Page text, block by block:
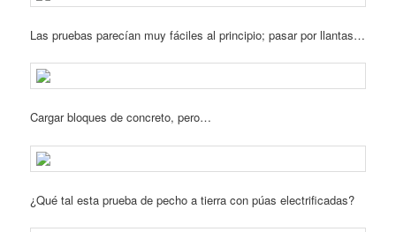
Las pruebas parecían muy fáciles al principio; pasar por llantas…
Cargar bloques de concreto, pero…
¿Qué tal esta prueba de pecho a tierra con púas electrificadas?